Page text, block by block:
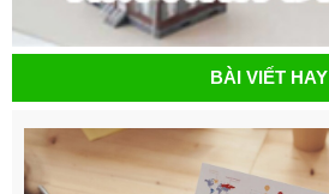
BÀI VIẾT HAY